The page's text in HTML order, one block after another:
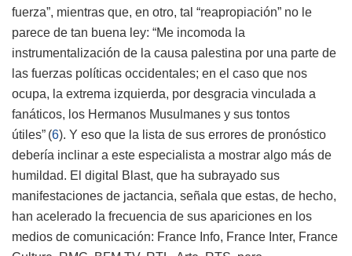
fuerza”, mientras que, en otro, tal “reapropiación” no le
parece de tan buena ley: “Me incomoda la
instrumentalización de la causa palestina por una parte de
las fuerzas políticas occidentales; en el caso que nos
ocupa, la extrema izquierda, por desgracia vinculada a
fanáticos, los Hermanos Musulmanes y sus tontos
útiles” (6). Y eso que la lista de sus errores de pronóstico
debería inclinar a este especialista a mostrar algo más de
humildad. El digital Blast, que ha subrayado sus
manifestaciones de jactancia, señala que estas, de hecho,
han acelerado la frecuencia de sus apariciones en los
medios de comunicación: France Info, France Inter, France